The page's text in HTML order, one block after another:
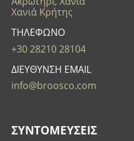
Χανιά Κρήτης
ΤΗΛΕΦΩΝΟ
+30 28210 28104
ΔΙΕΥΘΥΝΣΗ EMAIL
info@broosco.com
ΣΥΝΤΟΜΕΥΣΕΙΣ